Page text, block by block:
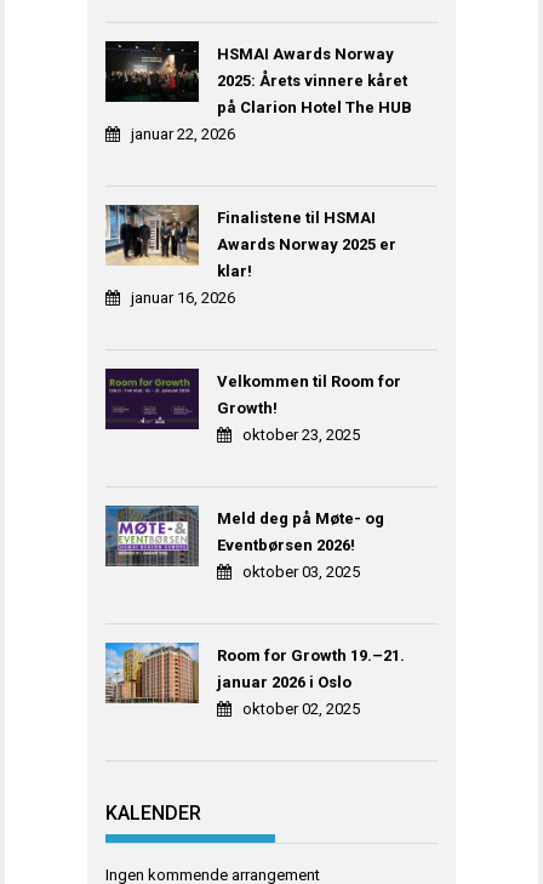
HSMAI Awards Norway
2025: Årets vinnere kåret
på Clarion Hotel The HUB
januar 22, 2026
Finalistene til HSMAI
Awards Norway 2025 er
klar!
januar 16, 2026
Velkommen til Room for
Growth!
oktober 23, 2025
Meld deg på Møte- og
Eventbørsen 2026!
oktober 03, 2025
Room for Growth 19.–21.
januar 2026 i Oslo
oktober 02, 2025
KALENDER
Ingen kommende arrangement